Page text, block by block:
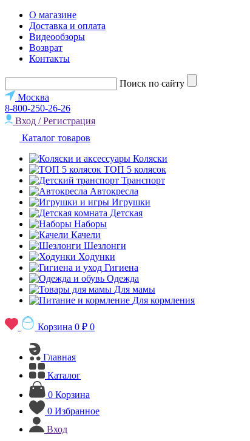
О магазине
Доставка и оплата
Видеообзоры
Возврат
Контакты
Поиск по сайту
Москва
8-800-250-26-26
Вход / Регистрация
Каталог товаров
Коляски
ТОП 5 колясок
Транспорт
Автокресла
Игрушки
Детская
Наборы
Качели
Шезлонги
Ходунки
Гигиена
Одежда
Для мамы
Для кормления
Корзина 0 ₽ 0
Главная
Каталог
0 Корзина
0 Избранное
Вход